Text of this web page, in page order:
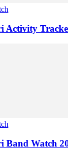
Activity
Band Watch